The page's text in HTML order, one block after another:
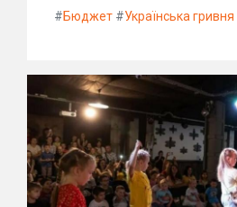
#Бюджет #Українська гривня